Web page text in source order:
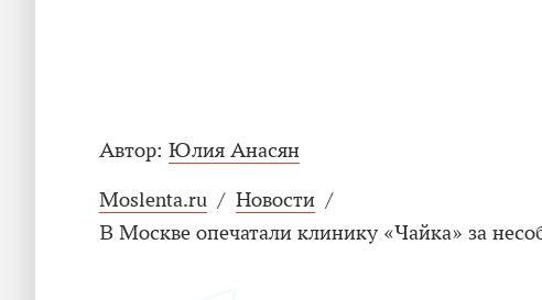
Автор: Юлия Анасян
Moslenta.ru / Новости /
В Москве опечатали клинику «Чайка» за